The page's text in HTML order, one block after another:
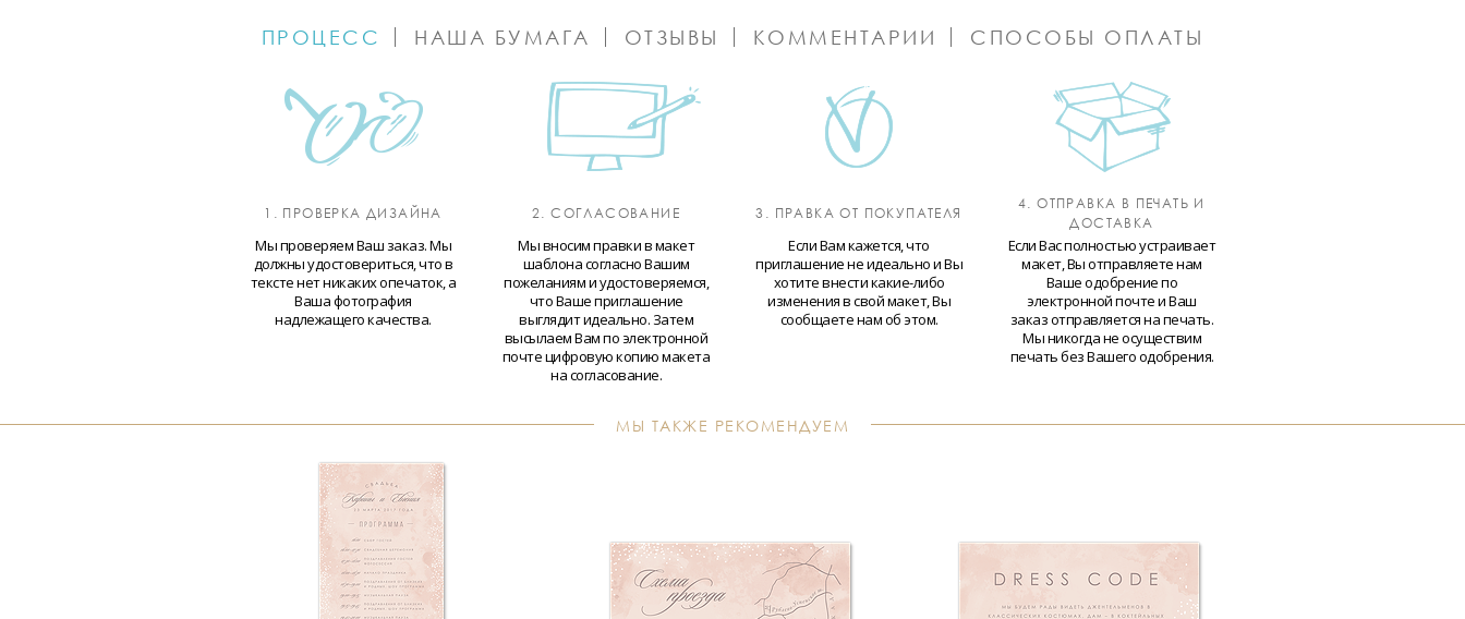
ПРОЦЕСС НАША БУМАГА ОТЗЫВЫ КОММЕНТАРИИ СПОСОБЫ ОПЛАТЫ
1. ПРОВЕРКА ДИЗАЙНА
Мы проверяем Ваш заказ. Мы
должны удостовериться, что в
тексте нет никаких опечаток, а
Ваша фотография
надлежащего качества.
2. СОГЛАСОВАНИЕ
Мы вносим правки в макет
шаблона согласно Вашим
пожеланиям и удостоверяемся,
что Ваше приглашение
выглядит идеально. Затем
высылаем Вам по электронной
почте цифровую копию макета
на согласование.
3. ПРАВКА ОТ ПОКУПАТЕЛЯ
Если Вам кажется, что
приглашение не идеально и Вы
хотите внести какие-либо
изменения в свой макет, Вы
сообщаете нам об этом.
4. ОТПРАВКА В ПЕЧАТЬ И
ДОСТАВКА
Если Вас полностью устраивает
макет, Вы отправляете нам
Ваше одобрение по
электронной почте и Ваш
заказ отправляется на печать.
Мы никогда не осуществим
печать без Вашего одобрения.
МЫ ТАКЖЕ РЕКОМЕНДУЕМ